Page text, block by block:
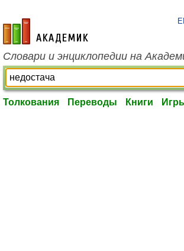
academic.ru
Словари и энциклопедии на
Толкования Переводы Книги